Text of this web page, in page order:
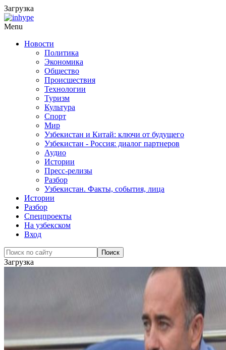
Загрузка
Menu
Новости
Политика
Экономика
Общество
Происшествия
Технологии
Туризм
Культура
Спорт
Мир
Узбекистан и Китай: ключи от будущего
Узбекистан - Россия: диалог партнеров
Аудио
Истории
Пресс-релизы
Разбор
Узбекистан. Факты, события, лица
Истории
Разбор
Спецпроекты
На узбекском
Вход
Загрузка